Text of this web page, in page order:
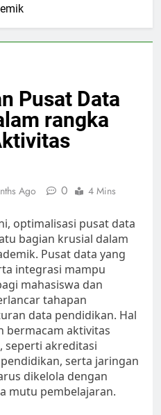
Pusat Data
rangka
Ago 0 4 Mins
optimalisasi pusat data
bagian krusial dalam
Pusat data yang
integrasi mampu
mahasiswa dan
tahapan
data pendidikan. Hal
bermacam aktivitas
seperti akreditasi
serta jaringan
dikelola dengan
mutu pembelajaran.